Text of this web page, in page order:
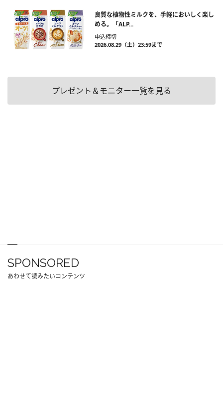
良質な植物性ミルクを、手軽においしく楽し
める。「ALP...
申込締切
2026.08.29（土）23:59まで
プレゼント＆モニター一覧を見る
SPONSORED
あわせて読みたいコンテンツ